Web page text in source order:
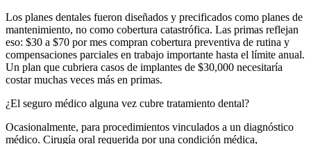
Los planes dentales fueron diseñados y precificados como planes de
mantenimiento, no como cobertura catastrófica. Las primas reflejan
eso: $30 a $70 por mes compran cobertura preventiva de rutina y
compensaciones parciales en trabajo importante hasta el límite anual.
Un plan que cubriera casos de implantes de $30,000 necesitaría
costar muchas veces más en primas.
¿El seguro médico alguna vez cubre tratamiento dental?
Ocasionalmente, para procedimientos vinculados a un diagnóstico
médico. Cirugía oral requerida por una condición médica,